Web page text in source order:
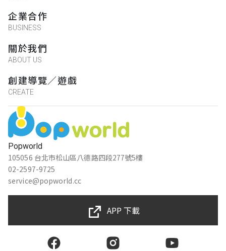
Popworld
105056 台北市松山區八德路四段277號5樓
02-2597-9725
service@popworld.cc
企業合作
BUSINESS
關於我們
ABOUT US
創建導覽／遊戲
CREATE
APP 下載